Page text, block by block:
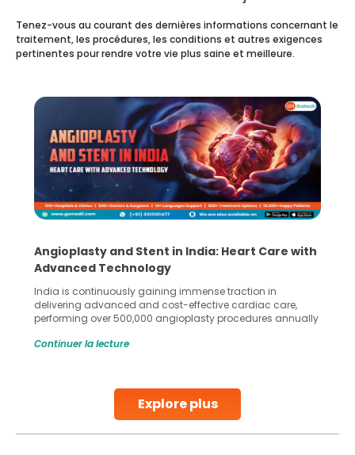
Explore plus
Tenez-vous au courant des dernières informations concernant le
traitement, les procédures, les conditions et autres exigences
pertinentes pour rendre votre vie plus saine et meilleure.
5 Essential Steps for Effective Human Sperm
Collection and Processing Methods
Human sperm collection and processing are critical steps
in advanced reproductive techniques like In Vitro
Fertilization (IVF) and intrauterine insemination (IUI). These
challenges and help couples achieve their dream of
collected, they process the
Continuer la lecture